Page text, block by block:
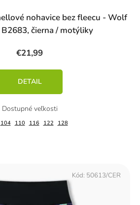
nohavice bez fleecu - Wolf
čierna / motýliky
€21,99
DETAIL
104 110 116 122 128
Kód: 50613/CER